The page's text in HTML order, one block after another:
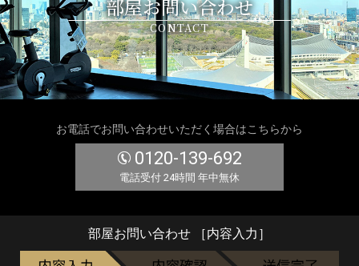
部屋お問い合わせ
CONTACT
お電話でお問い合わせいただく場合はこちらから
0120-139-692
電話受付 24時間 年中無休
部屋お問い合わせ ［内容入力］